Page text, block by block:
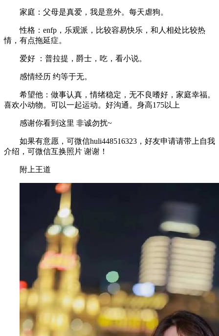
家庭：父母是真爱，我是意外。每天虐狗。
性格：enfp，乐观派，比较容易快乐，和人相处比较热
情，有点拖延症。
爱好 ：普拉提，爵士，吃，看小说。
感情经历 约等于无。
希望他：做事认真，情绪稳定，无不良嗜好，家庭幸福。
喜欢小动物。可以一起运动。好沟通。身高175以上
感谢你看到这里 非诚勿扰~
如果有意愿，可微信huli448516323，好友申请请带上自我
介绍，可微信互换照片 谢谢！
附上王道